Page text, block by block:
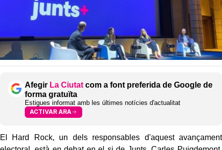
Afegir La Ciutat com a font preferida de Google de
forma gratuïta
Estigues informat amb les últimes notícies d'actualitat
ACTIVAR ARA
El Hard Rock, un dels responsables d'aquest avançament